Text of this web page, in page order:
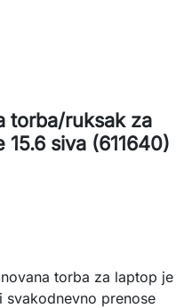
torba/ruksak za
siva (611640)
torba za laptop je
svakodnevno prenose